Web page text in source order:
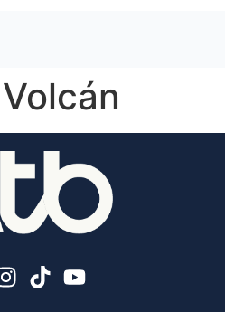
Volcán